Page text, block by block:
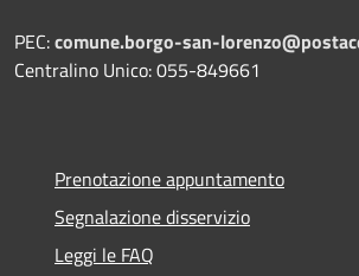
PEC:comune.borgo-san-
Centralino Unico: 055-849661
Prenotazione appuntamento
Segnalazione disservizio
Leggi le FAQ